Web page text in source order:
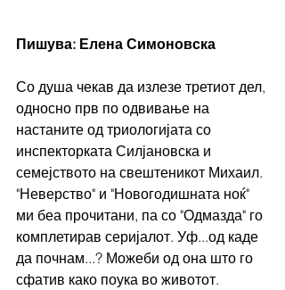
Пишува: Елена Симоновска
Со душа чекав да излезе третиот дел,
односно прв по одвивање на
настаните од триологијата со
инспекторката Силјановска и
семејството на свештеникот Михаил.
"Неверство" и "Новогодишната ноќ"
ми беа прочитани, па со "Одмазда" го
комплетирав серијалот. Уф...од каде
да почнам...? Можеби од она што го
сфатив како поука во животот.